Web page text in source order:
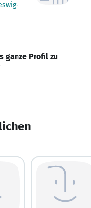
ganze Profil zu